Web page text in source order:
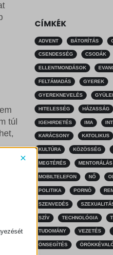
túl
CÍMKÉK
ADVENT BÁTORÍTÁS
CSENDESSÉG CSODÁK
ELLENTMONDÁSOK
FELTÁMADÁS GYEREK
GYEREKNEVELÉS
HITELESSÉG HÁZASSÁG
IGEHIRDETÉS IMA
KARÁCSONY KATOLIKUS
KULTÚRA KÖZÖSSÉG
MEGTÉRÉS MENTORÁLÁS
MOBILTELEFON NŐ
POLITIKA PORNÓ
SZENVEDÉS
SZÍV TECHNOLÓGIA
TUDOMÁNY VEZETÉS
ÖNSEGÍTÉS
×